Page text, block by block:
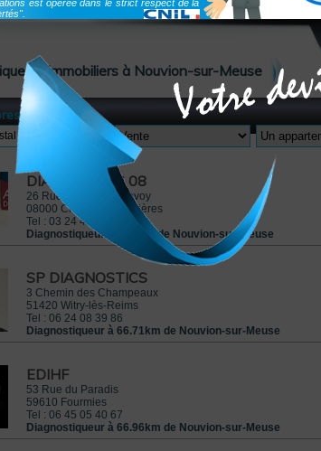
est opérée dans le strict respect de la
immobiliers à Nouvion-sur-Meuse
DIAGNOSTICS 08
26 Rue Pierre Bérégovoy
08000 Charleville-Mézières
Tel : 03 24 42 08 08
Diagnostiqueur à 3.76km de Nouvion-sur-Meuse
SP DIAGNOSTICS
3 Chemin des Champeaux
51420 Witry-lès-Reims
Tel : 06 24 08 39 86
Diagnostiqueur à 66.71km de Nouvion-sur-Meuse
EDIHF
53 Rue du Paradis
59610 Fourmies
Tel : 06 45 05 40 67
Diagnostiqueur à 66.96km de Nouvion-sur-Meuse